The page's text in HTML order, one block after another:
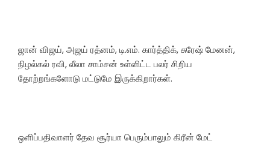
ஜான் விஜய், அஜய் ரத்னம், டி.எம். கார்த்திக், சுரேஷ் மேனன்,
நிழல்கல் ரவி, லீலா சாம்சன் உள்ளிட்ட பலர் சிறிய
தோற்றங்களோடு மட்டுமே இருக்கிறார்கள்.
ஒளிப்பதிவாளர் தேவ சூர்யா பெரும்பாலும் கிரீன் மேட்